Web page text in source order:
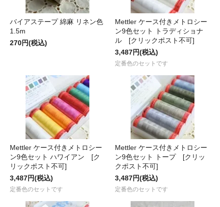
バイアステープ 綿麻 リネン色
1.5m
270円(税込)
Mettler ケース付きメトロシー
ン9色セット トラディショナ
ル [クリックポスト不可]
3,487円(税込)
定番色のセットです
Mettler ケース付きメトロシー
ン9色セット ハワイアン [ク
リックポスト不可]
3,487円(税込)
定番色のセットです
Mettler ケース付きメトロシー
ン9色セット トープ [クリッ
クポスト不可]
3,487円(税込)
定番色のセットです